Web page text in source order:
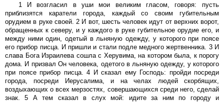
1 И возгласил в уши мои великим гласом, говоря: пусть
приблизятся каратели города, каждый со своим губительным
орудием в руке своей. 2 И вот, шесть человек идут от верхних ворот,
обращенных к северу, и у каждого в руке губительное орудие его, и
между ними один, одетый в льняную одежду, у которого при поясе
его прибор писца. И пришли и стали подле медного жертвенника. 3 И
слава Бога Израилева сошла с Херувима, на котором была, к порогу
дома. И призвал Он человека, одетого в льняную одежду, у которого
при поясе прибор писца. 4 И сказал ему Господь: пройди посреди
города, посреди Иерусалима, и на челах людей скорбящих,
воздыхающих о всех мерзостях, совершающихся среди него, сделай
знак. 5 А тем сказал в слух мой: идите за ним по городу и